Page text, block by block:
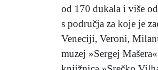
od 170 dukala i više
s područja za koje je
Veneciji, Veroni,
muzej »Sergej